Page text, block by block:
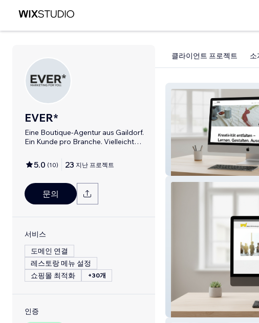
EVER*
Eine Boutique-Agentur aus Gaildorf.
Ein Kunde pro Branche. Vielleicht
5.0 (10) 23 지난 프로젝트
문의
서비스
도메인 연결
레스토랑 메뉴 설정
쇼핑몰 최적화
+30개
인증
클라이언트 프로젝트 소
VSVI Baden-